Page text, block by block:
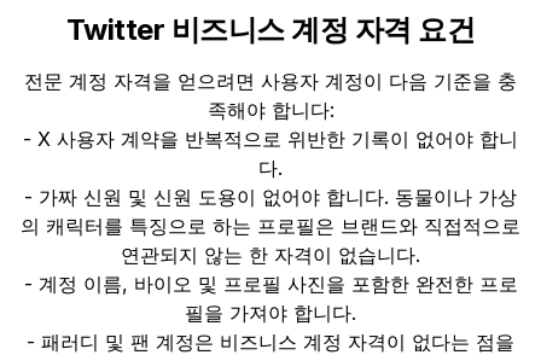
Twitter 비즈니스 계정 자격 요건
전문 계정 자격을 얻으려면 사용자 계정이 다음 기준을 충
족해야 합니다:
- X 사용자 계약을 반복적으로 위반한 기록이 없어야 합니
다.
- 가짜 신원 및 신원 도용이 없어야 합니다. 동물이나 가상
의 캐릭터를 특징으로 하는 프로필은 브랜드와 직접적으로
연관되지 않는 한 자격이 없습니다.
- 계정 이름, 바이오 및 프로필 사진을 포함한 완전한 프로
필을 가져야 합니다.
- 패러디 및 팬 계정은 비즈니스 계정 자격이 없다는 점을